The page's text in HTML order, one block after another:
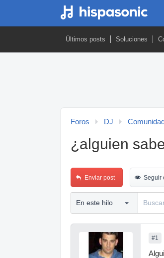
Últimos posts Soluciones
Foros DJ
¿alguien
Enviar post Seguir
#1